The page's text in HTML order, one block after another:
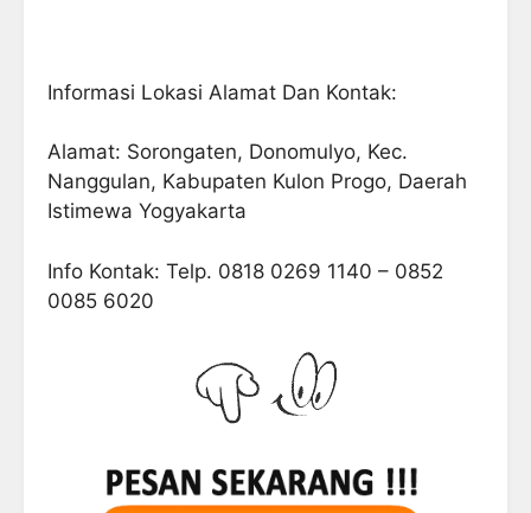
Informasi Lokasi Alamat Dan Kontak:
Alamat: Sorongaten, Donomulyo, Kec.
Nanggulan, Kabupaten Kulon Progo, Daerah
Istimewa Yogyakarta
Info Kontak: Telp. 0818 0269 1140 – 0852
0085 6020